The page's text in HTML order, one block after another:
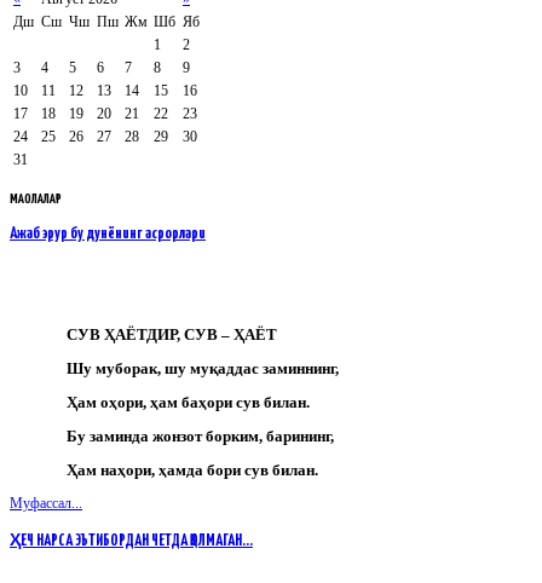
Дш Сш Чш Пш Жм Шб Яб
1
2
3
4 5 6 7 8
9
10
11 12 13 14 15
16
17
18 19 20 21 22
23
24
25 26 27 28 29
30
31
МАҚОЛАЛАР
Ажаб эрур бу дунёнинг асрорлари
СУВ ҲАЁТДИР, СУВ – ҲАЁТ
Шу муборак, шу муқаддас заминнинг,
Ҳам оҳори, ҳам баҳори сув билан.
Бу заминда жонзот борким, барининг,
Ҳам наҳори, ҳамда бори сув билан.
Муфассал...
ҲЕЧ НАРСА ЭЪТИБОРДАН ЧЕТДА ҚОЛМАГАН...